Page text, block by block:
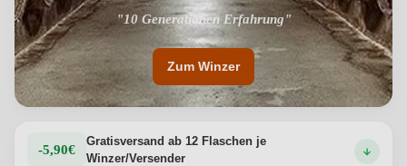
"10 Generationen Erfahrung"
"Große Weine entstehen im Weinberg, nicht im Keller"
Zum Winzer
-5,90€
Gratisversand ab 12 Flaschen je
Winzer/Versender